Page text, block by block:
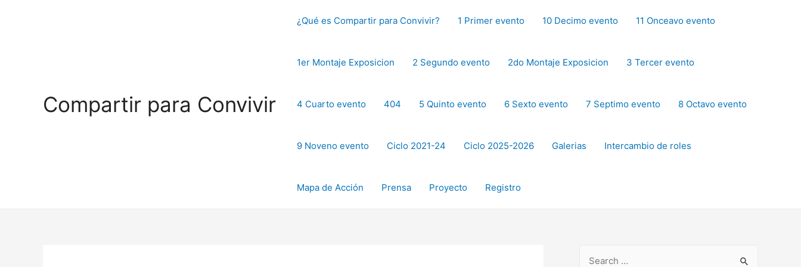
Compartir para Convivir
¿Qué es Compartir para Convivir? 1 Primer evento 10 Decimo evento 11 Onceavo evento
1er Montaje Exposicion 2 Segundo evento 2do Montaje Exposicion 3 Tercer evento
4 Cuarto evento 404 5 Quinto evento 6 Sexto evento 7 Septimo evento 8 Octavo evento
9 Noveno evento Ciclo 2021-24 Ciclo 2025-2026 Galerias Intercambio de roles
Mapa de Acción Prensa Proyecto Registro